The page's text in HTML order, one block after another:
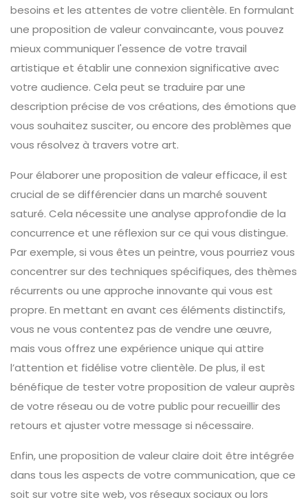
besoins et les attentes de votre clientèle. En formulant
une proposition de valeur convaincante, vous pouvez
mieux communiquer l'essence de votre travail
artistique et établir une connexion significative avec
votre audience. Cela peut se traduire par une
description précise de vos créations, des émotions que
vous souhaitez susciter, ou encore des problèmes que
vous résolvez à travers votre art.
Pour élaborer une proposition de valeur efficace, il est
crucial de se différencier dans un marché souvent
saturé. Cela nécessite une analyse approfondie de la
concurrence et une réflexion sur ce qui vous distingue.
Par exemple, si vous êtes un peintre, vous pourriez vous
concentrer sur des techniques spécifiques, des thèmes
récurrents ou une approche innovante qui vous est
propre. En mettant en avant ces éléments distinctifs,
vous ne vous contentez pas de vendre une œuvre,
mais vous offrez une expérience unique qui attire
l’attention et fidélise votre clientèle. De plus, il est
bénéfique de tester votre proposition de valeur auprès
de votre réseau ou de votre public pour recueillir des
retours et ajuster votre message si nécessaire.
Enfin, une proposition de valeur claire doit être intégrée
dans tous les aspects de votre communication, que ce
soit sur votre site web, vos réseaux sociaux ou lors